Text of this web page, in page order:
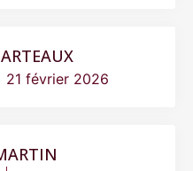
21 février 2026